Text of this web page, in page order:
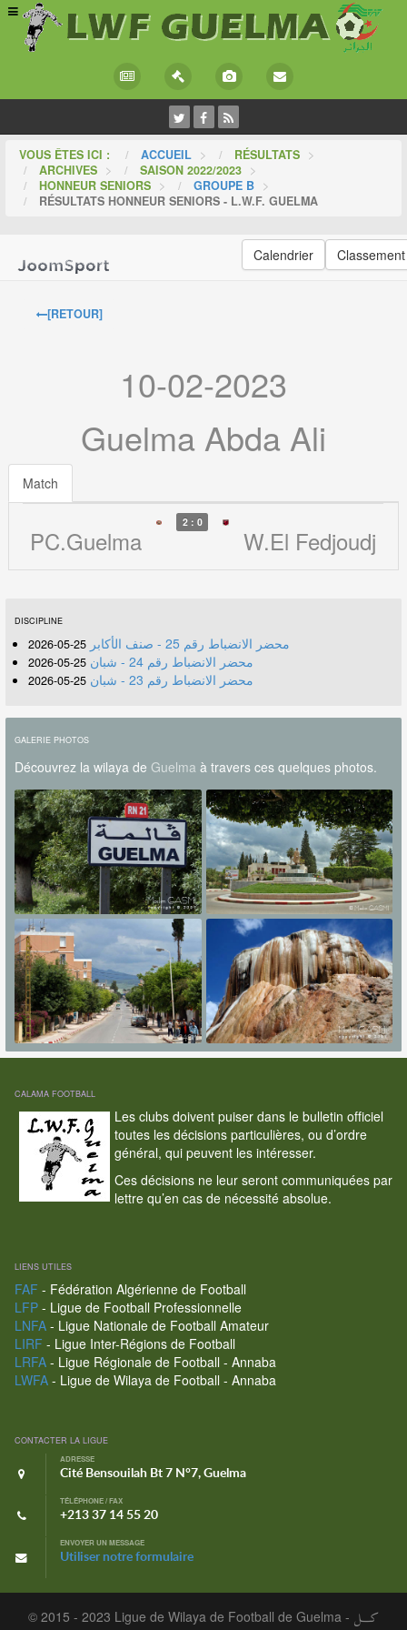
VOUS ÊTES ICI : ACCUEIL > RÉSULTATS >
ARCHIVES > SAISON 2022/2023 >
HONNEUR SENIORS > GROUPE B >
RÉSULTATS HONNEUR SENIORS - L.W.F. GUELMA
Calendrier Classement
[RETOUR]
10-02-2023
Guelma Abda Ali
Match
PC.Guelma
2 : 0
W.El Fedjoudj
DISCIPLINE
محضر الانضباط رقم 25 - صنف الأكابر 25-05-2026
محضر الانضباط رقم 24 - شبان 25-05-2026
محضر الانضباط رقم 23 - شبان 25-05-2026
GALERIE PHOTOS
Découvrez la wilaya de Guelma à travers ces quelques photos.
CALAMA FOOTBALL
Les clubs doivent puiser dans le bulletin officiel
toutes les décisions particulières, ou d’ordre
général, qui peuvent les intéresser.
Ces décisions ne leur seront communiquées par
lettre qu’en cas de nécessité absolue.
LIENS UTILES
FAF - Fédération Algérienne de Football
LFP- Ligue de Football Professionnelle
LNFA- Ligue Nationale de Football Amateur
LIRF - Ligue Inter-Régions de Football
LRFA- Ligue Régionale de Football - Annaba
LWFA- Ligue de Wilaya de Football - Annaba
CONTACTER LA LIGUE
ADRESSE
Cité Bensouilah Bt 7 N°7, Guelma
TÉLÉPHONE / FAX
+213 37 14 55 20
ENVOYER UN MESSAGE
Utiliser notre formulaire
© 2015 - 2023 Ligue de Wilaya de Football de Guelma - كـــل